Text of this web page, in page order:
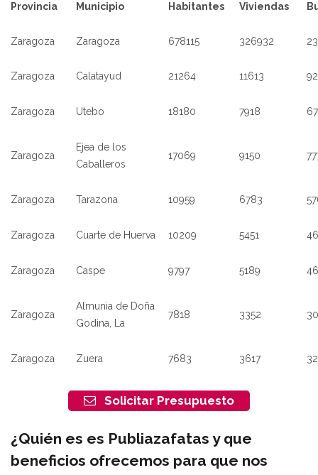
Provincia Municipio Habitantes Viviendas
Zaragoza Zaragoza 678115 326932
Zaragoza Calatayud 21264 11613
Zaragoza Utebo 18180 7918
Zaragoza
Ejea de los
Caballeros
17069 9150
Zaragoza Tarazona 10959 6783
Zaragoza Cuarte de Huerva 10209 5451
Zaragoza Caspe 9797 5189
Zaragoza
Almunia de Doña
Godina, La
7818 3352
Zaragoza Zuera 7683 3617
Solicitar Presupuesto
¿Quién es es Publiazafatas y que
beneficios ofrecemos para que nos